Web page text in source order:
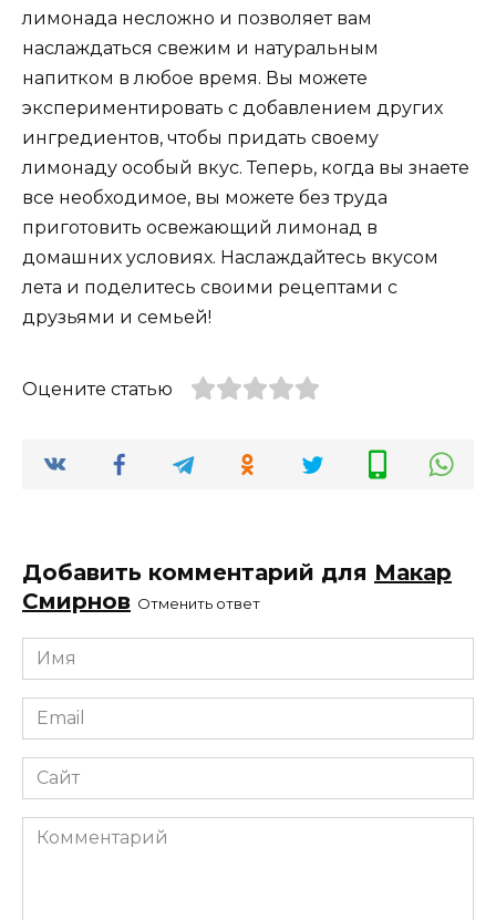
лимонада несложно и позволяет вам
наслаждаться свежим и натуральным
напитком в любое время. Вы можете
экспериментировать с добавлением других
ингредиентов, чтобы придать своему
лимонаду особый вкус. Теперь, когда вы знаете
все необходимое, вы можете без труда
приготовить освежающий лимонад в
домашних условиях. Наслаждайтесь вкусом
лета и поделитесь своими рецептами с
друзьями и семьей!
Оцените статью
Добавить комментарий для Макар
Смирнов Отменить ответ
Имя
*
Email
*
Сайт
Комментарий